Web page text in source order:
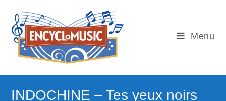
content
Menu
INDOCHINE – Tes yeux noirs